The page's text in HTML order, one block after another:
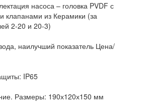
насоса – головка PVDF с
из Керамики (за
2-20 и 20-3)
наилучший показатель Цена/
IP65
Размеры: 190х120х150 мм